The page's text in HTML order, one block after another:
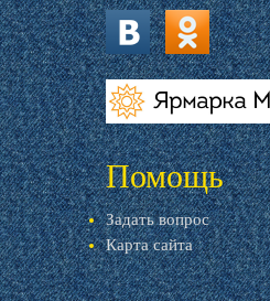
vk.com ok.ru
livemaster.ru
Помощь
Задать вопрос
Карта сайта